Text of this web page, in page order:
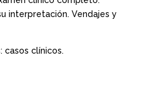
interpretación. Vendajes y
casos clínicos.